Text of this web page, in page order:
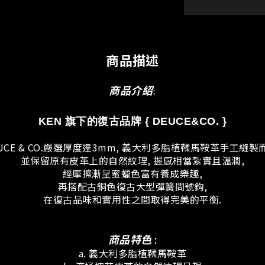
商品描述
商品介紹:
KEN 旗下的復古品牌 { DEUCE&CO. }
& CO.嚴選厚度達3mm, 義大利多脂植鞣馬鞍革手工縫製
並保留原有皮革上的自然紋理, 握感相當紮實且溫潤,
經摩擦漸呈蜜蠟色富有養成樂趣,
再搭配古銅色復古大型彈簧問號鈎,
在復古品味和實用性之間取得完美的平衡.
商品特色 :
a. 義大利多脂植鞣馬鞍革